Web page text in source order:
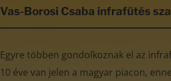
Vas-Borosi Csaba infrafűtés
Egyre többen gondolkoznak el az
10 éve van jelen a magyar piacon,